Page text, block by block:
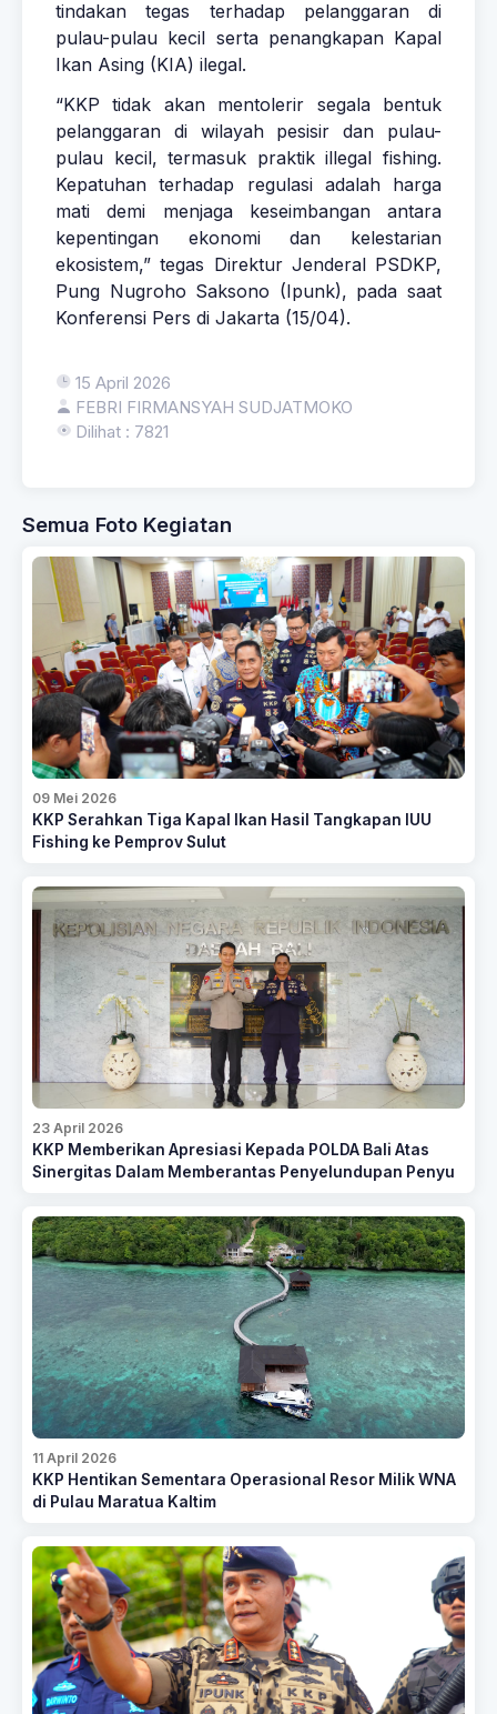
tindakan tegas terhadap pelanggaran di
pulau-pulau kecil serta penangkapan Kapal
Ikan Asing (KIA) ilegal.
“KKP tidak akan mentolerir segala bentuk
pelanggaran di wilayah pesisir dan pulau-
pulau kecil, termasuk praktik illegal fishing.
Kepatuhan terhadap regulasi adalah harga
mati demi menjaga keseimbangan antara
kepentingan ekonomi dan kelestarian
ekosistem,” tegas Direktur Jenderal PSDKP,
Pung Nugroho Saksono (Ipunk), pada saat
Konferensi Pers di Jakarta (15/04).
15 April 2026
FEBRI FIRMANSYAH SUDJATMOKO
Dilihat : 7821
Semua Foto Kegiatan
09 Mei 2026
KKP Serahkan Tiga Kapal Ikan Hasil Tangkapan IUU
Fishing ke Pemprov Sulut
23 April 2026
KKP Memberikan Apresiasi Kepada POLDA Bali Atas
Sinergitas Dalam Memberantas Penyelundupan Penyu
11 April 2026
KKP Hentikan Sementara Operasional Resor Milik WNA
di Pulau Maratua Kaltim